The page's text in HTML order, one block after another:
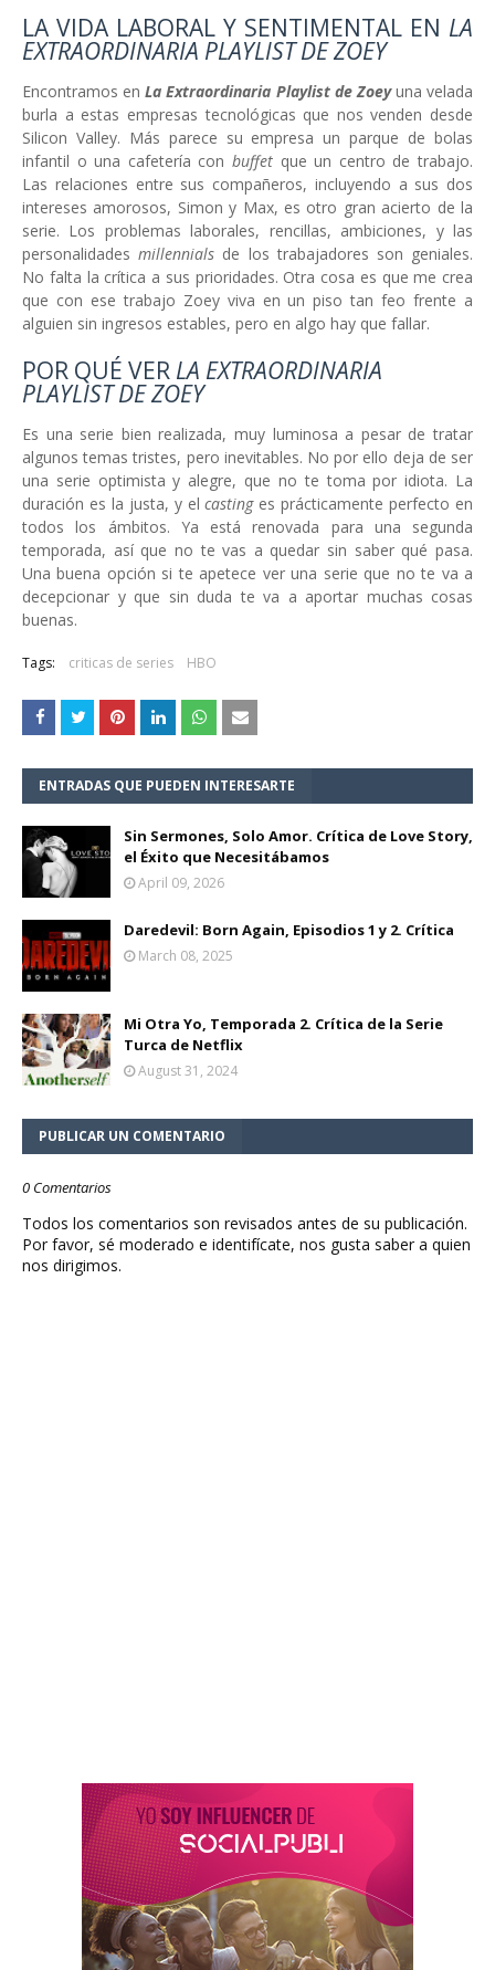
LA VIDA LABORAL Y SENTIMENTAL EN LA
EXTRAORDINARIA PLAYLIST DE ZOEY
Encontramos enLa Extraordinaria Playlist de Zoeyuna velada
burla a estas empresas tecnológicas que nos venden desde
Silicon Valley. Más parece su empresa un parque de bolas
infantil o una cafetería con buffet que un centro de trabajo.
Las relaciones entre sus compañeros, incluyendo a sus dos
intereses amorosos, Simon y Max, es otro gran acierto de la
serie. Los problemas laborales, rencillas, ambiciones, y las
personalidadesmillennials de los trabajadores son geniales.
No falta la crítica a sus prioridades. Otra cosa es que me crea
que con ese trabajo Zoey viva en un piso tan feo frente a
alguien sin ingresos estables, pero en algo hay que fallar.
POR QUÉ VER LA EXTRAORDINARIA
PLAYLIST DE ZOEY
Es una serie bien realizada, muy luminosa a pesar de tratar
algunos temas tristes, pero inevitables. No por ello deja de ser
una serie optimista y alegre, que no te toma por idiota. La
duración es la justa, y elcasting es prácticamente perfecto en
todos los ámbitos. Ya está renovada para una segunda
temporada, así que no te vas a quedar sin saber qué pasa.
Una buena opción si te apetece ver una serie que no te va a
decepcionar y que sin duda te va a aportar muchas cosas
buenas.
Tags: criticas de series HBO
ENTRADAS QUE PUEDEN INTERESARTE
Sin Sermones, Solo Amor. Crítica de Love Story,
el Éxito que Necesitábamos
April 09, 2026
Daredevil: Born Again, Episodios 1 y 2. Crítica
March 08, 2025
Mi Otra Yo, Temporada 2. Crítica de la Serie
Turca de Netflix
August 31, 2024
PUBLICAR UN COMENTARIO
0 Comentarios
Todos los comentarios son revisados antes de su publicación.
Por favor, sé moderado e identifícate, nos gusta saber a quien
nos dirigimos.